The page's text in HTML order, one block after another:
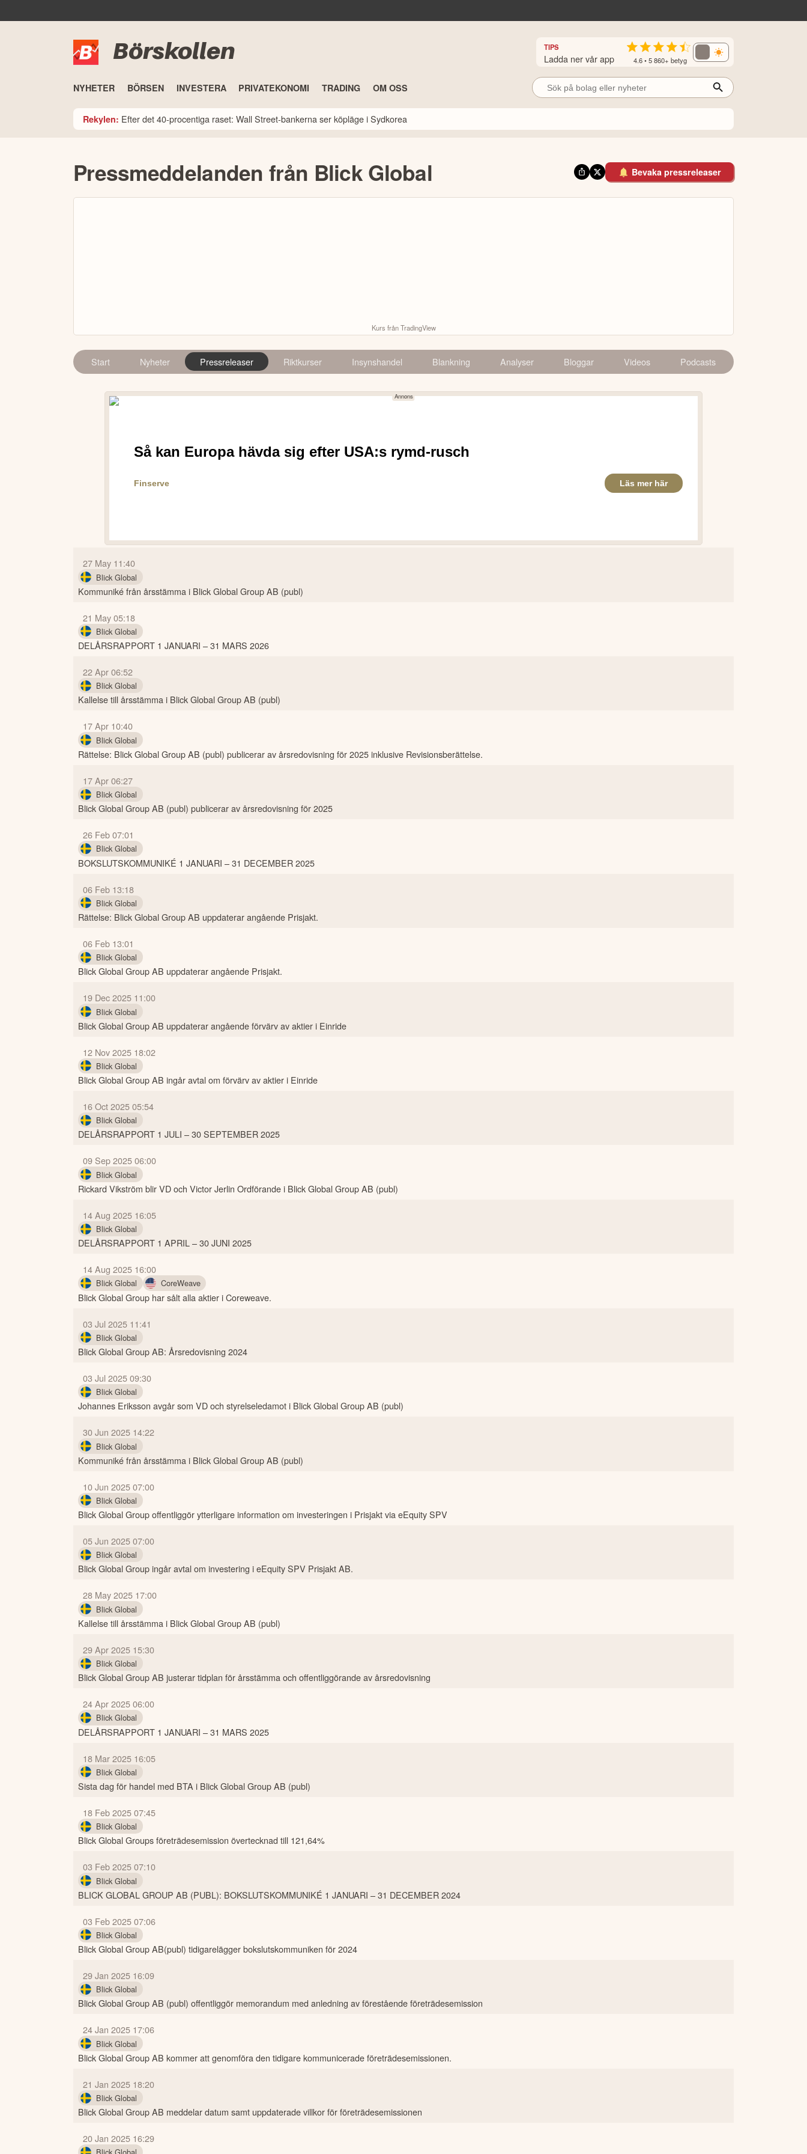
Börskollen TIPS
Ladda ner vår app 4.6 • 5 860+ betyg
NYHETER BÖRSEN INVESTERA PRIVATEKONOMI TRADING OM OSS
Rekylen: Efter det 40-procentiga raset: Wall Street-bankerna ser köpläge i Sydkorea
Pressmeddelanden från Blick Global Bevaka pressreleaser
Kurs från TradingView
Start Nyheter Pressreleaser Riktkurser Insynshandel Blankning Analyser Bloggar Videos Podcasts
27 May 11:40
Blick Global
Kommuniké från årsstämma i Blick Global Group AB (publ)
21 May 05:18
Blick Global
DELÅRSRAPPORT 1 JANUARI – 31 MARS 2026
22 Apr 06:52
Blick Global
Kallelse till årsstämma i Blick Global Group AB (publ)
17 Apr 10:40
Blick Global
Rättelse: Blick Global Group AB (publ) publicerar av årsredovisning för 2025 inklusive Revisionsberättelse.
17 Apr 06:27
Blick Global
Blick Global Group AB (publ) publicerar av årsredovisning för 2025
26 Feb 07:01
Blick Global
BOKSLUTSKOMMUNIKÉ 1 JANUARI – 31 DECEMBER 2025
06 Feb 13:18
Blick Global
Rättelse: Blick Global Group AB uppdaterar angående Prisjakt.
06 Feb 13:01
Blick Global
Blick Global Group AB uppdaterar angående Prisjakt.
19 Dec 2025 11:00
Blick Global
Blick Global Group AB uppdaterar angående förvärv av aktier i Einride
12 Nov 2025 18:02
Blick Global
Blick Global Group AB ingår avtal om förvärv av aktier i Einride
16 Oct 2025 05:54
Blick Global
DELÅRSRAPPORT 1 JULI – 30 SEPTEMBER 2025
09 Sep 2025 06:00
Blick Global
Rickard Vikström blir VD och Victor Jerlin Ordförande i Blick Global Group AB (publ)
14 Aug 2025 16:05
Blick Global
DELÅRSRAPPORT 1 APRIL – 30 JUNI 2025
14 Aug 2025 16:00
Blick Global CoreWeave
Blick Global Group har sålt alla aktier i Coreweave.
03 Jul 2025 11:41
Blick Global
Blick Global Group AB: Årsredovisning 2024
03 Jul 2025 09:30
Blick Global
Johannes Eriksson avgår som VD och styrelseledamot i Blick Global Group AB (publ)
30 Jun 2025 14:22
Blick Global
Kommuniké från årsstämma i Blick Global Group AB (publ)
10 Jun 2025 07:00
Blick Global
Blick Global Group offentliggör ytterligare information om investeringen i Prisjakt via eEquity SPV
05 Jun 2025 07:00
Blick Global
Blick Global Group ingår avtal om investering i eEquity SPV Prisjakt AB.
28 May 2025 17:00
Blick Global
Kallelse till årsstämma i Blick Global Group AB (publ)
29 Apr 2025 15:30
Blick Global
Blick Global Group AB justerar tidplan för årsstämma och offentliggörande av årsredovisning
24 Apr 2025 06:00
Blick Global
DELÅRSRAPPORT 1 JANUARI – 31 MARS 2025
18 Mar 2025 16:05
Blick Global
Sista dag för handel med BTA i Blick Global Group AB (publ)
18 Feb 2025 07:45
Blick Global
Blick Global Groups företrädesemission övertecknad till 121,64%
03 Feb 2025 07:10
Blick Global
BLICK GLOBAL GROUP AB (PUBL): BOKSLUTSKOMMUNIKÉ 1 JANUARI – 31 DECEMBER 2024
03 Feb 2025 07:06
Blick Global
Blick Global Group AB(publ) tidigarelägger bokslutskommuniken för 2024
29 Jan 2025 16:09
Blick Global
Blick Global Group AB (publ) offentliggör memorandum med anledning av förestående företrädesemission
24 Jan 2025 17:06
Blick Global
Blick Global Group AB kommer att genomföra den tidigare kommunicerade företrädesemissionen.
21 Jan 2025 18:20
Blick Global
Blick Global Group AB meddelar datum samt uppdaterade villkor för företrädesemissionen
20 Jan 2025 16:29